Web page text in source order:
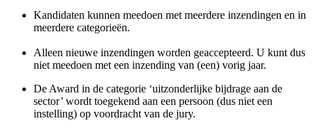
Kandidaten kunnen meedoen met meerdere inzendingen en in
meerdere categorieën.
Alleen nieuwe inzendingen worden geaccepteerd. U kunt dus
niet meedoen met een inzending van (een) vorig jaar.
De Award in de categorie ‘uitzonderlijke bijdrage aan de
sector’ wordt toegekend aan een persoon (dus niet een
instelling) op voordracht van de jury.